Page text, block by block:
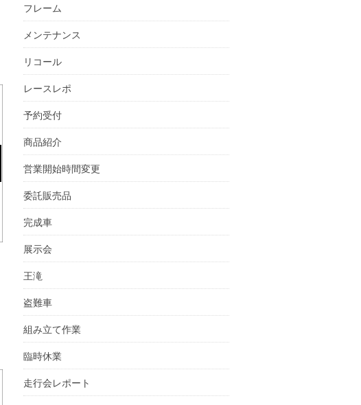
フレーム
メンテナンス
リコール
レースレポ
予約受付
商品紹介
営業開始時間変更
委託販売品
完成車
展示会
王滝
盗難車
組み立て作業
臨時休業
走行会レポート